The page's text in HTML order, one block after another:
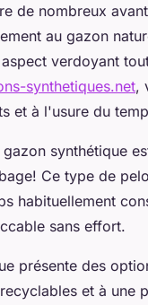
de nombreux
au gazon
verdoyant
synthetiques.net,
et à l'usure du
synthétique
Ce type de
habituellement
sans effort.
présente des
et à une